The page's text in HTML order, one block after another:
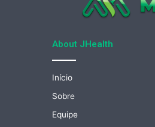
About JHealth
Início
Sobre
Equipe